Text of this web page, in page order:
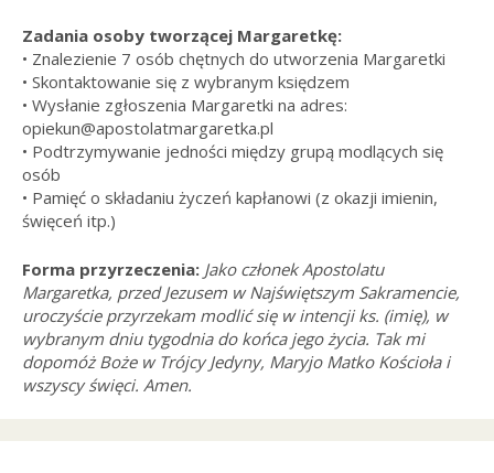
Zadania osoby tworzącej Margaretkę:
• Znalezienie 7 osób chętnych do utworzenia Margaretki
• Skontaktowanie się z wybranym księdzem
• Wysłanie zgłoszenia Margaretki na adres:
opiekun@apostolatmargaretka.pl
• Podtrzymywanie jedności między grupą modlących się
osób
• Pamięć o składaniu życzeń kapłanowi (z okazji imienin,
święceń itp.)
Forma przyrzeczenia: Jako członek Apostolatu
Margaretka, przed Jezusem w Najświętszym Sakramencie,
uroczyście przyrzekam modlić się w intencji ks. (imię), w
wybranym dniu tygodnia do końca jego życia. Tak mi
dopomóż Boże w Trójcy Jedyny, Maryjo Matko Kościoła i
wszyscy święci. Amen.